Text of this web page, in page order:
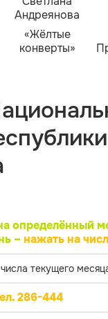
Андреянова
«Жёлтые
конверты»
определённый
–нажать на
текущего
286-444